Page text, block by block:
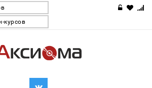
курсов